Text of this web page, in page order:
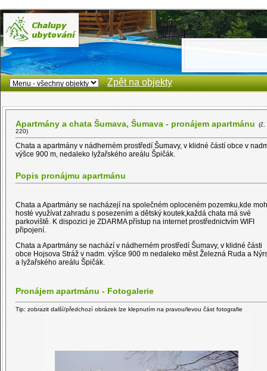
Zpět na objekty
Apartmány a chata Šumava, Šumava - pronájem apartmánu (č.
220)
Chata a apartmány v nádherném prostředí Šumavy, v klidné částí obce v
výšce 900 m, nedaleko lyžařského areálu Špičák.
Popis pronájmu apartmánu
Chata a Apartmány se nacházejí na společném oploceném pozemku,kde
hosté využívat zahradu s posezením a dětský koutek,každá chata má své
parkoviště. K dispozici je ZDARMA přístup na internet prostřednictvím WIFI
připojení.
Chata a Apartmány se nachází v nádherném prostředí Šumavy, v klidné části
obce Hojsova Stráž v nadm. výšce 900 m nedaleko měst Železná Ruda a
a lyžařského areálu Špičák.
Pronájem apartmánu - Fotogalerie
Tip: zobrazit další/předchozí obrázek lze klepnutím na pravou/levou část fotografie